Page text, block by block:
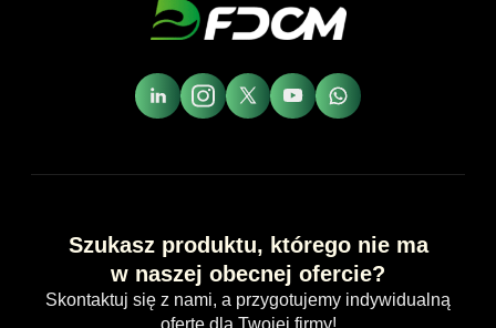
Szukasz produktu, którego nie ma
w naszej obecnej ofercie?
Skontaktuj się z nami, a przygotujemy indywidualną
ofertę dla Twojej firmy!